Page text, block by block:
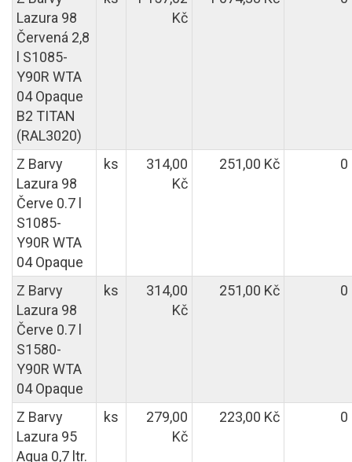
Lazura 98
Červená 2,8
l S1085-
Y90R WTA
04 Opaque
B2 TITAN
(RAL3020)
Kč
Z Barvy
Lazura 98
Červe 0.7 l
S1085-
Y90R WTA
04 Opaque
ks
314,00
Kč
251,00 Kč 0
Z Barvy
Lazura 98
Červe 0.7 l
S1580-
Y90R WTA
04 Opaque
ks
314,00
Kč
251,00 Kč 0
Z Barvy
Lazura 95
Aqua 0,7 ltr.
ks
279,00
Kč
223,00 Kč 0